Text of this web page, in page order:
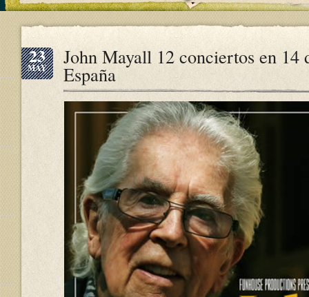
23
MAY John Mayall 12 conciertos en 14
España